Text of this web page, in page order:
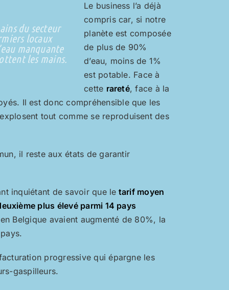
du secteur
locaux
manquante
les mains.
Le business l’a déjà
compris car, si notre
planète est composée
de plus de 90%
d’eau, moins de 1%
est potable. Face à
cette rareté, face à la
Il est donc compréhensible que les
tout comme se reproduisent des
il reste aux états de garantir
inquiétant de savoir que le tarif moyen
plus élevé parmi 14 pays
Belgique avaient augmenté de 80%, la
progressive qui épargne les
gaspilleurs.